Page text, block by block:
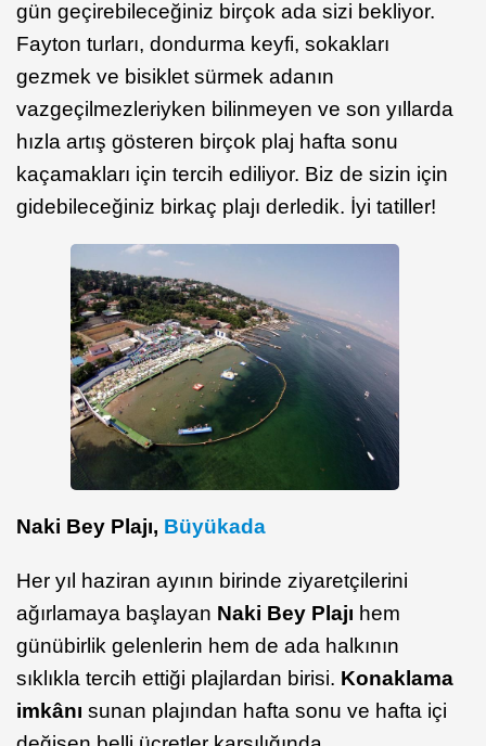
gün geçirebileceğiniz birçok ada sizi bekliyor.
Fayton turları, dondurma keyfi, sokakları
gezmek ve bisiklet sürmek adanın
vazgeçilmezleriyken bilinmeyen ve son yıllarda
hızla artış gösteren birçok plaj hafta sonu
kaçamakları için tercih ediliyor. Biz de sizin için
gidebileceğiniz birkaç plajı derledik. İyi tatiller!
Naki Bey Plajı, Büyükada
Her yıl haziran ayının birinde ziyaretçilerini
ağırlamaya başlayan Naki Bey Plajı hem
günübirlik gelenlerin hem de ada halkının
sıklıkla tercih ettiği plajlardan birisi. Konaklama
imkânı sunan plajından hafta sonu ve hafta içi